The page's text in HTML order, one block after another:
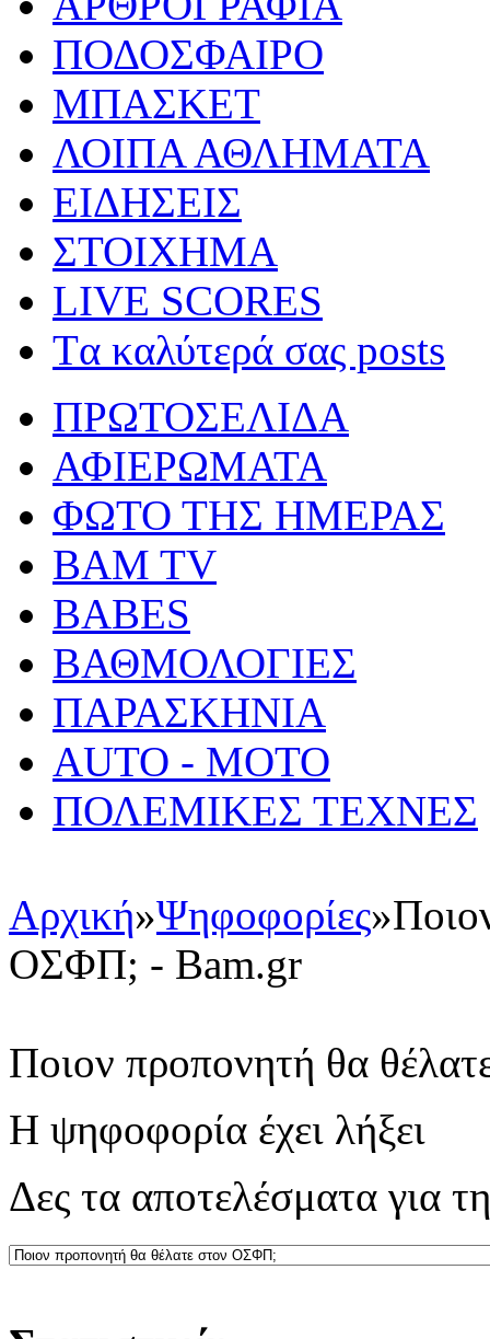
ΠΟΔΟΣΦΑΙΡΟ
ΜΠΑΣΚΕΤ
ΛΟΙΠΑ ΑΘΛΗΜΑΤΑ
ΕΙΔΗΣΕΙΣ
ΣΤΟΙΧΗΜΑ
LIVE SCORES
Tα καλύτερά σας posts
ΠΡΩΤΟΣΕΛΙΔΑ
ΑΦΙΕΡΩΜΑΤΑ
ΦΩΤΟ ΤΗΣ ΗΜΕΡΑΣ
BAM TV
BABES
ΒΑΘΜΟΛΟΓΙΕΣ
ΠΑΡΑΣΚΗΝΙΑ
AUTO - MOTO
ΠΟΛΕΜΙΚΕΣ ΤΕΧΝΕΣ
Αρχική»Ψηφοφορίες»
OΣΦΠ; - Bam.gr
Ποιον προπονητή θα
Η ψηφοφορία έχει λήξει
Δες τα αποτελέσματα για